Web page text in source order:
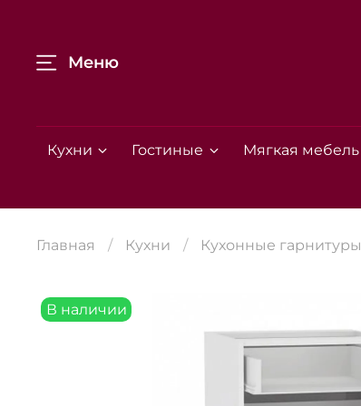
Меню
Кухни Гостиные Мягкая мебель
Главная Кухни Кухонные гарнитуры
В наличии